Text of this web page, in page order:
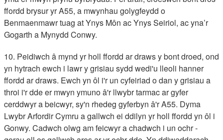
ffordd brysur yr A55, a mwynhau golygfeydd o
Benmaenmawr tuag at Ynys Môn ac Ynys Seiriol, ac yna’r
Gogarth a Mynydd Conwy.
10. Peidiwch â mynd yr holl ffordd ar draws y bont droed, ond
yn hytrach ewch i lawr y grisiau sydd wedi'u lleoli hanner
ffordd ar draws. Ewch yn ôl i'r un cyfeiriad o dan y grisiau a
throi i'r dde er mwyn ymuno â'r llwybr tarmac ar gyfer
cerddwyr a beicwyr, sy'n rhedeg gyferbyn â'r A55. Dyma
Lwybr Arfordir Cymru a gallwch ei ddilyn yr holl ffordd yn ôl i
Gonwy. Cadwch olwg am feicwyr a chadwch i un ochr -